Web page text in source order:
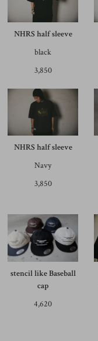
NHRS half sleeve
black
3,850
NHRS half sleeve
Navy
3,850
stencil like Baseball
cap
4,620